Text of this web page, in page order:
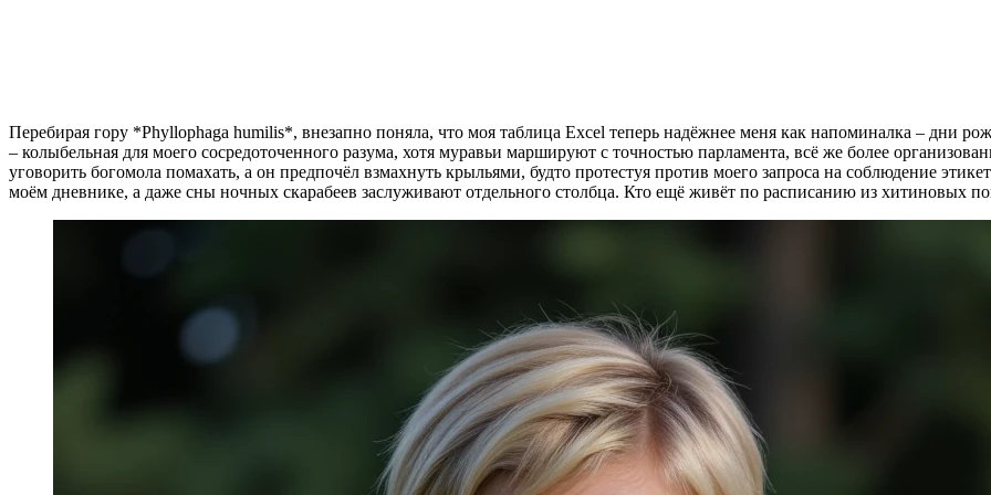
Перебирая гору *Phyllophaga humilis*, внезапно поняла, что моя таблица Excel теперь надёжнее меня как напоминалка – дни
– колыбельная для моего сосредоточенного разума, хотя муравьи маршируют с точностью парламента, всё же более
уговорить богомола помахать, а он предпочёл взмахнуть крыльями, будто протестуя против моего запроса на соблюдение
моём дневнике, а даже сны ночных скарабеев заслуживают отдельного столбца. Кто ещё живёт по расписанию из хитиновых